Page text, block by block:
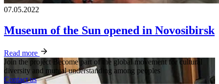
07.05.2022
Museum of the Sun opened in Novosibirsk
Read more
Join the project Become part of the global movement for cultural
diversity and mutual understanding among peoples
Contact us